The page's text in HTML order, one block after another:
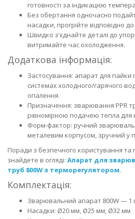
готовності за індикацією
Без обертання одночасно
насадки, прогрійте відповідно
Швидко з'єднайте деталі до
витримайте час охолодження.
Додаткова інформація:
Застосування: апарат для пайки
системах холодного/гарячого
опалення.
Призначення: зварювання PPR
рівномірною подачею тепла для
Форм-фактор: ручний
металевим корпусом, зручний у
Поради з безпечного користування та
знайдете в огляді: Апарат для
труб 800W з терморегулятором.
Комплектація:
Зварювальний апарат 800W — 1
Насадки: Ø20 мм, Ø25 мм, Ø32 мм